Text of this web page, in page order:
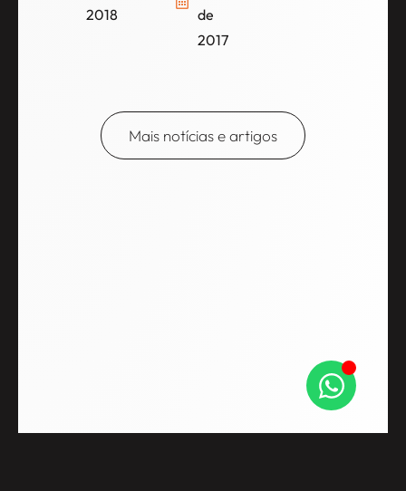
2018
de
2017
Mais notícias e artigos